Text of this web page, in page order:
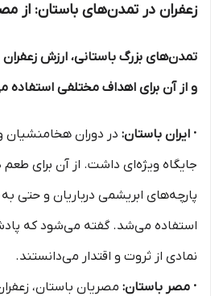
زعفران در تمدن‌های باستان: از
تمدن‌های بزرگ باستانی، ارزش زعفران
و از آن برای اهداف مختلفی استفاده
· ایران باستان: در دوران هخامنشیان
جایگاه ویژه‌ای داشت. از آن برای
پارچه‌های ابریشمی درباریان و حتی
استفاده می‌شد. گفته می‌شود که
نمادی از ثروت و اقتدار می‌دانستند.
· مصر باستان: مصریان باستان،